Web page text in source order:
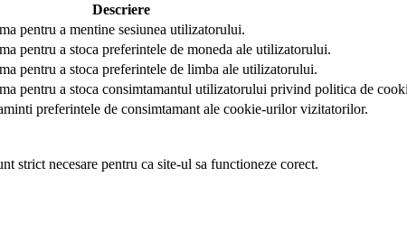
Descriere
pentru a mentine sesiunea utilizatorului.
pentru a stoca preferintele de moneda ale utilizatorului.
pentru a stoca preferintele de limba ale utilizatorului.
pentru a stoca consimtamantul utilizatorului privind politica de
preferintele de consimtamant ale cookie-urilor vizitatorilor.
strict necesare pentru ca site-ul sa functioneze corect.